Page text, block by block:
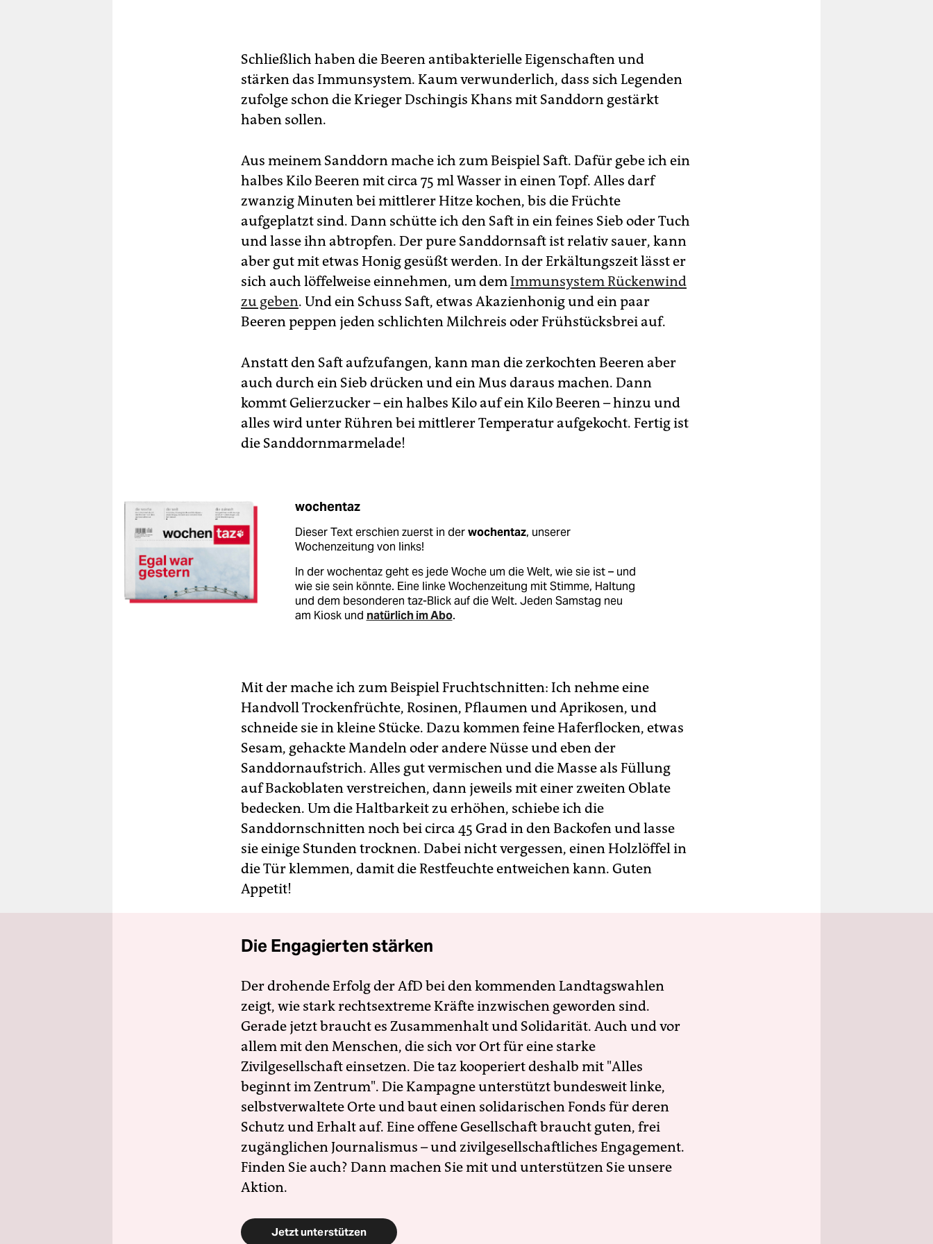
Schließlich haben die Beeren antibakterielle Eigenschaften und
stärken das Immunsystem. Kaum verwunderlich, dass sich Legenden
zufolge schon die Krieger Dschingis Khans mit Sanddorn gestärkt
haben sollen.
Aus meinem Sanddorn mache ich zum Beispiel Saft. Dafür gebe ich ein
halbes Kilo Beeren mit circa 75 ml Wasser in einen Topf. Alles darf
zwanzig Minuten bei mittlerer Hitze kochen, bis die Früchte
aufgeplatzt sind. Dann schütte ich den Saft in ein feines Sieb oder Tuch
und lasse ihn abtropfen. Der pure Sanddornsaft ist relativ sauer, kann
aber gut mit etwas Honig gesüßt werden. In der Erkältungszeit lässt er
sich auch löffelweise einnehmen, um demImmunsystem Rückenwind
zu geben. Und ein Schuss Saft, etwas Akazienhonig und ein paar
Beeren peppen jeden schlichten Milchreis oder Frühstücksbrei auf.
Anstatt den Saft aufzufangen, kann man die zerkochten Beeren aber
auch durch ein Sieb drücken und ein Mus daraus machen. Dann
kommt Gelierzucker – ein halbes Kilo auf ein Kilo Beeren – hinzu und
alles wird unter Rühren bei mittlerer Temperatur aufgekocht. Fertig ist
die Sanddornmarmelade!
wochentaz
Dieser Text erschien zuerst in derwochentaz, unserer
Wochenzeitung von links!
In der wochentaz geht es jede Woche um die Welt, wie sie ist – und
wie sie sein könnte. Eine linke Wochenzeitung mit Stimme, Haltung
und dem besonderen taz-Blick auf die Welt. Jeden Samstag neu
am Kiosk und natürlich im Abo.
Mit der mache ich zum Beispiel Fruchtschnitten: Ich nehme eine
Handvoll Trockenfrüchte, Rosinen, Pflaumen und Aprikosen, und
schneide sie in kleine Stücke. Dazu kommen feine Haferflocken, etwas
Sesam, gehackte Mandeln oder andere Nüsse und eben der
Sanddornaufstrich. Alles gut vermischen und die Masse als Füllung
auf Backoblaten verstreichen, dann jeweils mit einer zweiten Oblate
bedecken. Um die Haltbarkeit zu erhöhen, schiebe ich die
Sanddornschnitten noch bei circa 45 Grad in den Backofen und lasse
sie einige Stunden trocknen. Dabei nicht vergessen, einen Holzlöffel in
die Tür klemmen, damit die Restfeuchte entweichen kann. Guten
Appetit!
Die Engagierten stärken
Der drohende Erfolg der AfD bei den kommenden Landtagswahlen
zeigt, wie stark rechtsextreme Kräfte inzwischen geworden sind.
Gerade jetzt braucht es Zusammenhalt und Solidarität. Auch und vor
allem mit den Menschen, die sich vor Ort für eine starke
Zivilgesellschaft einsetzen. Die taz kooperiert deshalb mit "Alles
beginnt im Zentrum". Die Kampagne unterstützt bundesweit linke,
selbstverwaltete Orte und baut einen solidarischen Fonds für deren
Schutz und Erhalt auf. Eine offene Gesellschaft braucht guten, frei
zugänglichen Journalismus – und zivilgesellschaftliches Engagement.
Finden Sie auch? Dann machen Sie mit und unterstützen Sie unsere
Aktion.
Jetzt unterstützen